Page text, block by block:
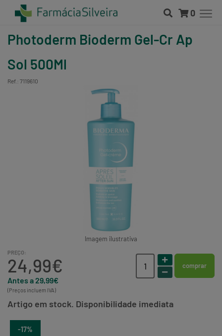
0
Photoderm Bioderm Gel-Cr Ap
Sol 500Ml
Ref.: 7119610
Imagem ilustrativa
PREÇO:
24,99€
Antes a 29,99€
(Preços incluem IVA)
comprar
Artigo em stock. Disponibilidade imediata
-17%